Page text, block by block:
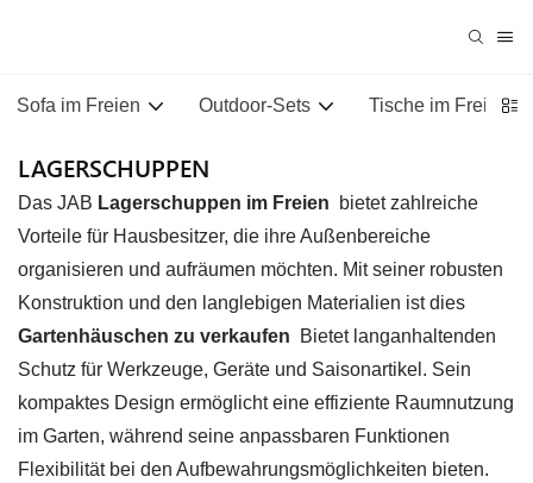
Sofa im Freien Outdoor-Sets Tische im Freien
LAGERSCHUPPEN
Das JAB Lagerschuppen im Freien
bietet zahlreiche
Vorteile für Hausbesitzer, die ihre Außenbereiche
organisieren und aufräumen möchten. Mit seiner robusten
Konstruktion und den langlebigen Materialien ist dies
Gartenhäuschen zu verkaufen
Bietet langanhaltenden
Schutz für Werkzeuge, Geräte und Saisonartikel. Sein
kompaktes Design ermöglicht eine effiziente Raumnutzung
im Garten, während seine anpassbaren Funktionen
Flexibilität bei den Aufbewahrungsmöglichkeiten bieten.